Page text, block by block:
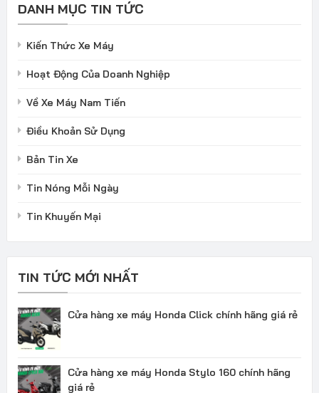
DANH MỤC TIN TỨC
Kiến Thức Xe Máy
Hoạt Động Của Doanh Nghiệp
Về Xe Máy Nam Tiến
Điều Khoản Sử Dụng
Bản Tin Xe
Tin Nóng Mỗi Ngày
Tin Khuyến Mại
TIN TỨC MỚI NHẤT
Cửa hàng xe máy Honda Click chính hãng giá rẻ
Cửa hàng xe máy Honda Stylo 160 chính hãng
giá rẻ